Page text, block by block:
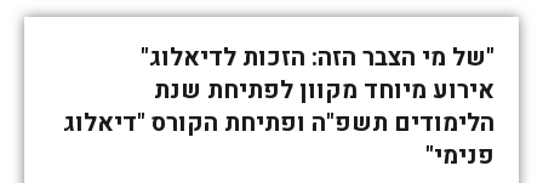
"של מי הצבר הזה: הזכות לדיאלוג"
אירוע מיוחד מקוון לפתיחת שנת
הלימודים תשפ"ה ופתיחת הקורס "דיאלוג
פנימי"